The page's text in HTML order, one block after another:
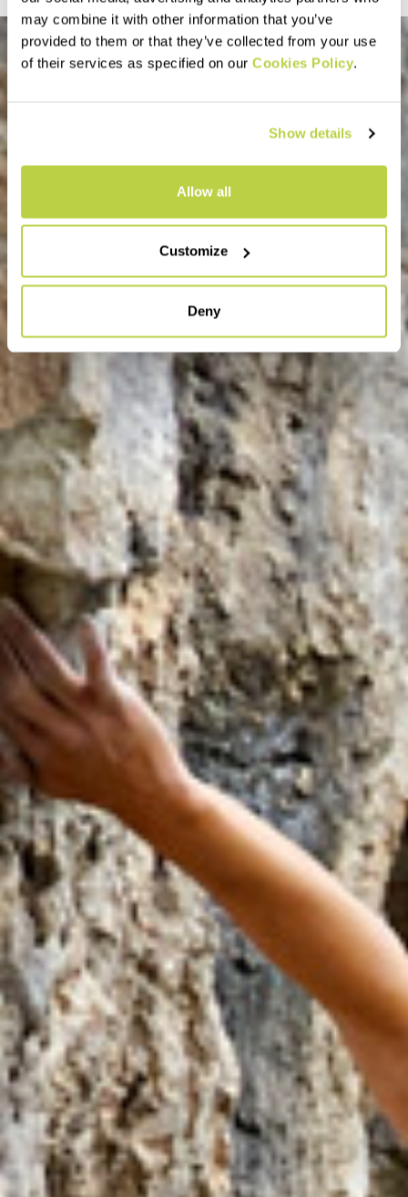
may combine it with other information that you’ve
provided to them or that they’ve collected from your use
of their services as specified on our Cookies Policy.
Show details
Allow all
Customize
Deny